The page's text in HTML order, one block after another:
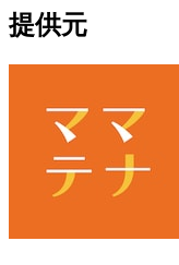
提供元